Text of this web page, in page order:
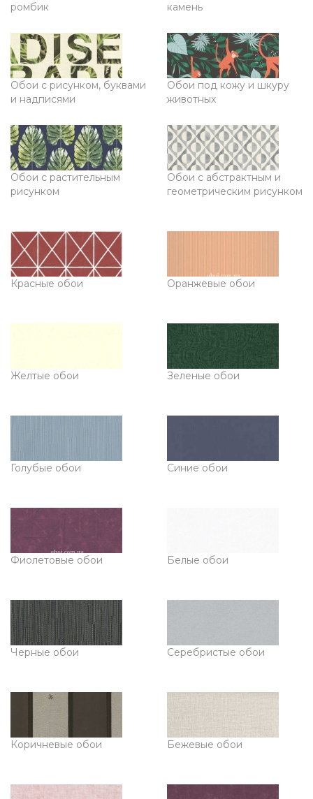
ромбик
камень
Обои с рисунком, буквами
и надписями
Обои под кожу и шкуру
животных
Обои с растительным
рисунком
Обои с абстрактным и
геометрическим рисунком
Красные обои Оранжевые обои
Желтые обои Зеленые обои
Голубые обои Синие обои
Фиолетовые обои Белые обои
Черные обои Серебристые обои
Коричневые обои Бежевые обои